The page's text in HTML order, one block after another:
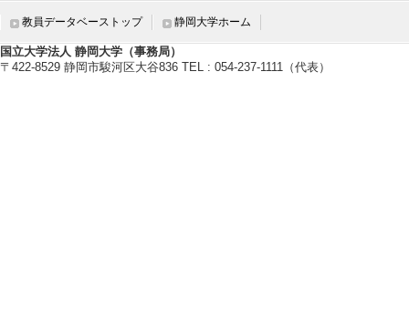
青踏社 （2015年）
[単著・共著・編著等の別] 分担
[著者]井上知香
教員データベーストップ 静岡大学ホーム
国立大学法人 静岡大学（事務局）
〒422-8529 静岡市駿河区大谷836 TEL : 054-237-1111（代表）